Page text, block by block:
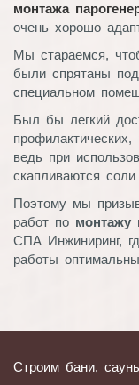
монтажа
очень хорошо
Мы стараемся,
были спрятаны
специальном
Был бы легкий
ведь при
скапливаются
Поэтому мы
работ по монтажу
СПА Инжиниринг,
работы
Строим бани,